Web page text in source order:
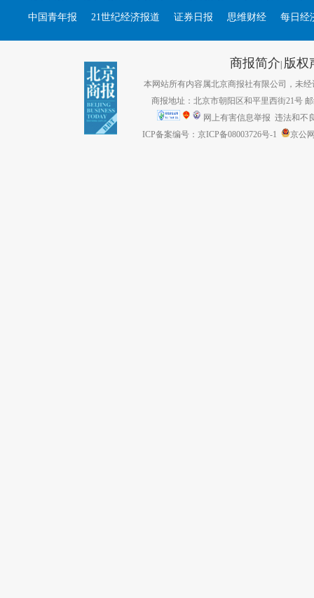
中国青年报 21世纪经济报道 证券日报 思维财经 每日经
商报简介| 版权
本网站所有内容属北京商报社有限公司，未经
商报地址：北京市朝阳区和平里西街21号
网上有害信息举报 违法和不
ICP备案编号：京ICP备08003726号-1
京公